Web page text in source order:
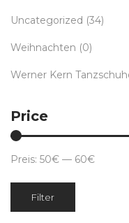
Uncategorized (34)
Weihnachten (0)
Werner Kern
Price
Filter
Preis: 50€ — 60€